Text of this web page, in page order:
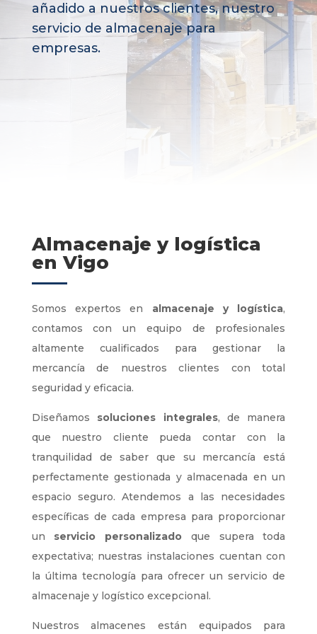
añadido a nuestros clientes, nuestro
servicio de almacenaje para
empresas.
Almacenaje y logística
en Vigo
Somos expertos en almacenaje y logística,
contamos con un equipo de profesionales
altamente cualificados para gestionar la
mercancía de nuestros clientes con total
seguridad y eficacia.
Diseñamos soluciones integrales, de manera
que nuestro cliente pueda contar con la
tranquilidad de saber que su mercancía está
perfectamente gestionada y almacenada en un
espacio seguro. Atendemos a las necesidades
específicas de cada empresa para proporcionar
un servicio personalizado que supera toda
expectativa; nuestras instalaciones cuentan con
la última tecnología para ofrecer un servicio de
almacenaje y logístico excepcional.
Nuestros almacenes están equipados para